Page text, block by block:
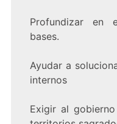
Profundizar en
bases.
Ayudar a
internos
Exigir al